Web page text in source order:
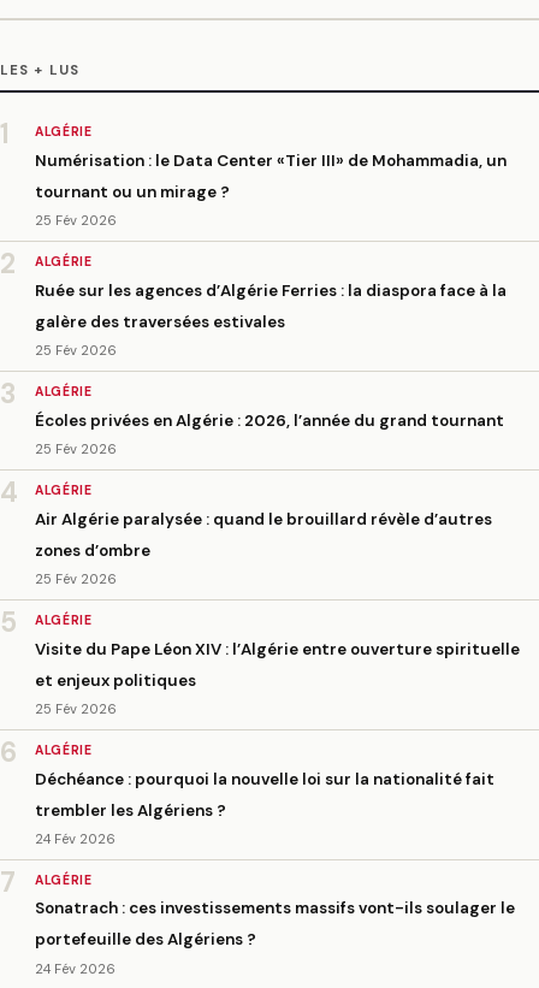
LES + LUS
1 ALGÉRIE
Numérisation : le Data Center «Tier III» de Mohammadia, un
tournant ou un mirage ?
25 Fév 2026
2 ALGÉRIE
Ruée sur les agences d’Algérie Ferries : la diaspora face à la
galère des traversées estivales
25 Fév 2026
3 ALGÉRIE
Écoles privées en Algérie : 2026, l’année du grand tournant
25 Fév 2026
4 ALGÉRIE
Air Algérie paralysée : quand le brouillard révèle d’autres
zones d’ombre
25 Fév 2026
5 ALGÉRIE
Visite du Pape Léon XIV : l’Algérie entre ouverture spirituelle
et enjeux politiques
25 Fév 2026
6 ALGÉRIE
Déchéance : pourquoi la nouvelle loi sur la nationalité fait
trembler les Algériens ?
24 Fév 2026
7 ALGÉRIE
Sonatrach : ces investissements massifs vont-ils soulager le
portefeuille des Algériens ?
24 Fév 2026